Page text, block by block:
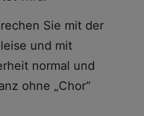
Sie mit der
und mit
normal und
ohne „Chor“